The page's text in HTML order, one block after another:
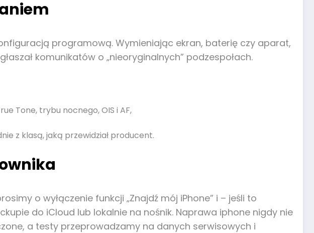
programową. Wymieniając ekran, baterię czy aparat,
komunikatów o „nieoryginalnych” podzespołach.
Tone, trybu nocnego, OIS i AF,
z klasą, jaką przewidział producent.
o wyłączenie funkcji „Znajdź mój iPhone” i – jeśli to
do iCloud lub lokalnie na nośnik. Naprawa iphone nigdy nie
a testy przeprowadzamy na danych serwisowych i